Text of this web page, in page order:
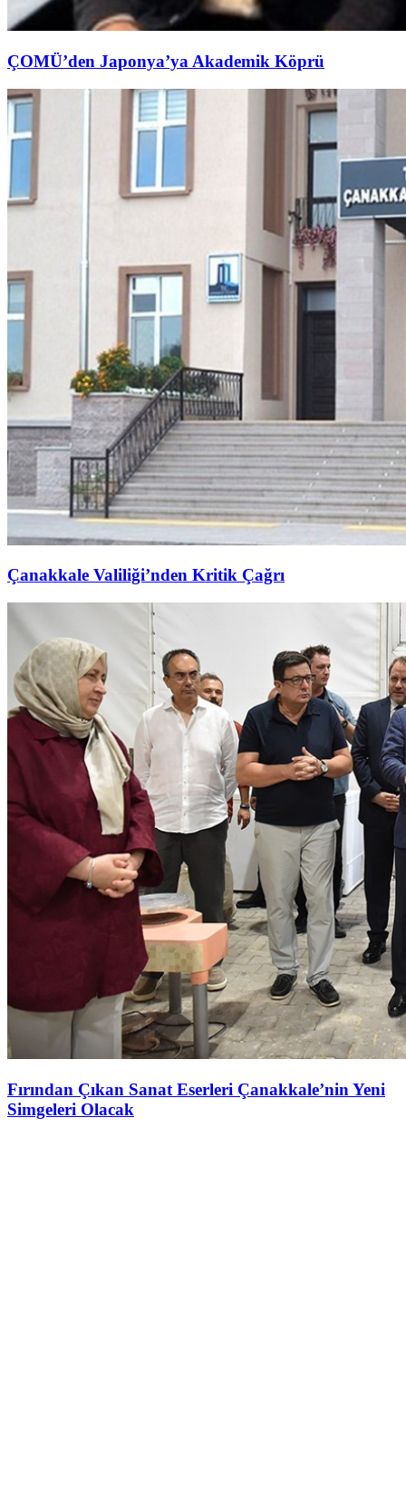
ÇOMÜ’den Japonya’ya Akademik Köprü
Çanakkale Valiliği’nden Kritik Çağrı
Fırından Çıkan Sanat Eserleri Çanakkale’nin Yeni
Simgeleri Olacak